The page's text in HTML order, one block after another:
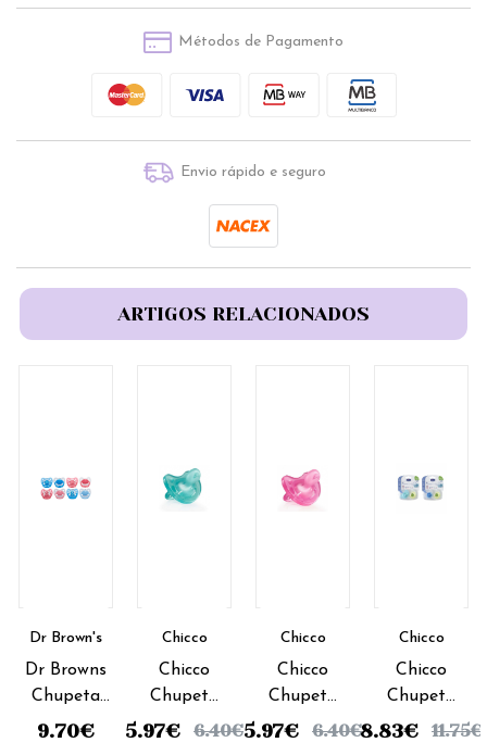
Métodos de Pagamento
Envio rápido e seguro
ARTIGOS RELACIONADOS
Dr Brown's
Dr Browns
Chupeta
Orthodontic_6-
9.70€
Chicco
Chicco
Chupeta
Physio
5.97€ 6.40€
Chicco
Chicco
Chupeta
Physio
5.97€ 6.40€
Chicco
Chicco
Chupeta
Physio Air
8.83€ 11.75€